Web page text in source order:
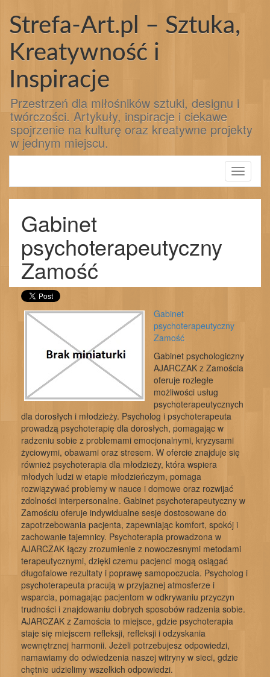
treściStrefa-Art.pl – Sztuka,
Kreatywność i
Inspiracje
Przestrzeń dla miłośników sztuki, designu i
twórczości. Artykuły, inspiracje i ciekawe
spojrzenie na kulturę oraz kreatywne projekty
w jednym miejscu.
Toggle
Gabinet
psychoterapeutyczny
Zamość
Gabinet
psychoterapeutyczny
Zamość
Gabinet psychologiczny
AJARCZAK z Zamościa
oferuje rozległe
możliwości usług
psychoterapeutycznych
dla dorosłych i młodzieży. Psycholog i psychoterapeuta
prowadzą psychoterapię dla dorosłych, pomagając w
radzeniu sobie z problemami emocjonalnymi, kryzysami
życiowymi, obawami oraz stresem. W ofercie znajduje się
również psychoterapia dla młodzieży, która wspiera
młodych ludzi w etapie młodzieńczym, pomaga
rozwiązywać problemy w nauce i domowe oraz rozwijać
zdolności interpersonalne. Gabinet psychoterapeutyczny w
Zamościu oferuje indywidualne sesje dostosowane do
zapotrzebowania pacjenta, zapewniając komfort, spokój i
zachowanie tajemnicy. Psychoterapia prowadzona w
AJARCZAK łączy zrozumienie z nowoczesnymi metodami
terapeutycznymi, dzięki czemu pacjenci mogą osiągać
długofalowe rezultaty i poprawę samopoczucia. Psycholog i
psychoterapeuta pracują w przyjaznej atmosferze i
wsparcia, pomagając pacjentom w odkrywaniu przyczyn
trudności i znajdowaniu dobrych sposobów radzenia sobie.
AJARCZAK z Zamościa to miejsce, gdzie psychoterapia
staje się miejscem refleksji, refleksji i odzyskania
wewnętrznej harmonii. Jeżeli potrzebujesz odpowiedzi,
namawiamy do odwiedzenia naszej witryny w sieci, gdzie
chętnie udzielimy wszelkich odpowiedzi.